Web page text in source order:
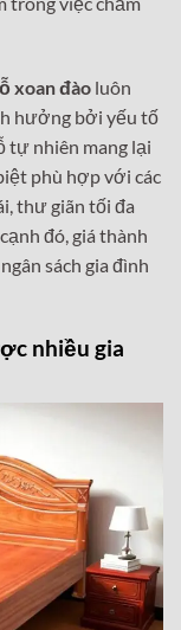
xoan đào luôn
hưởng bởi yếu tố
nhiên mang lại
phù hợp với các
thư giãn tối đa
đó, giá thành
sách gia đình
nhiều gia